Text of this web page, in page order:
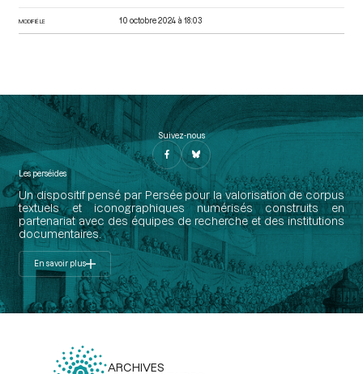
MODIFIÉ LE 10 octobre 2024 à 18:03
Suivez-nous
Les perséides
Un dispositif pensé par Persée pour la valorisation de corpus
textuels et iconographiques numérisés construits en
partenariat avec des équipes de recherche et des institutions
documentaires.
En savoir plus
ARCHIVES